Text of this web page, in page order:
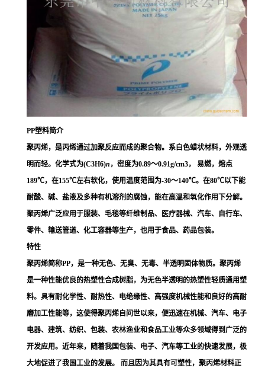
PP塑料简介
聚丙烯，是丙烯通过加聚反应而成的聚合物。系白色蜡状材料，外观透
明而轻。化学式为(C3H6)n ，密度为0.89～0.91g/cm3， 易燃，熔点
189℃，在155℃左右软化，使用温度范围为-30～140℃。在80℃以下能
耐酸、碱、盐液及多种有机溶剂的腐蚀，能在高温和氧化作用下分解。
聚丙烯广泛应用于服装、毛毯等纤维制品、医疗器械、汽车、自行车、
零件、输送管道、化工容器等生产，也用于食品、药品包装。
特性
聚丙烯简称PP，是一种无色、无臭、无毒、半透明固体物质。 聚丙烯
是一种性能优良的热塑性合成树脂，为无色半透明的热塑性轻质通用塑
料。具有耐化学性、耐热性、电绝缘性、高强度机械性能和良好的高耐
磨加工性能等，这使得聚丙烯自问世以来，便迅速在机械、汽车、电子
电器、建筑、纺织、包装、农林渔业和食品工业等众多领域得到广泛的
开发应用。 近年来，随着我国包装、电子、汽车等工业的快速发展，极
大地促进了我国工业的发展。 而且因为其具有可塑性，聚丙烯材料正